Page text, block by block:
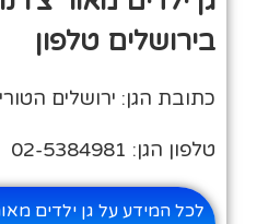
בירושלים טלפון
כתובת הגן: ירושלים הטורים
טלפון הגן: 02-5384981